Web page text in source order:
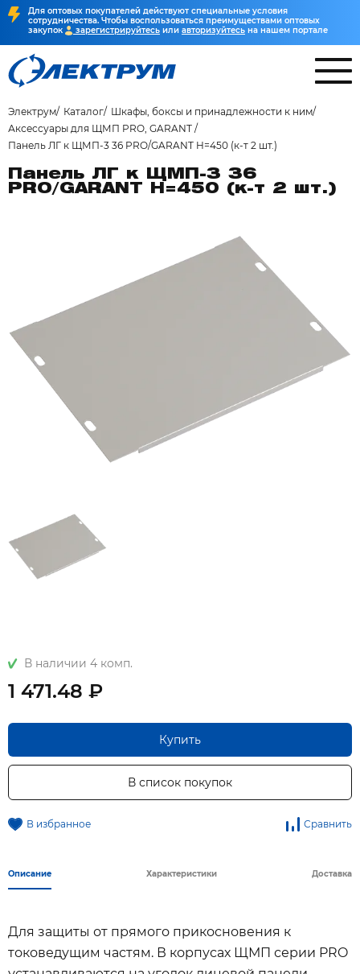
Для оптовых покупателей действуют специальные условия
сотрудничества. Чтобы воспользоваться преимуществами оптовых
закупок
зарегистрируйтесь или авторизуйтесь на нашем портале
Электрум Каталог
Шкафы, боксы и принадлежности к ним
Аксессуары для ЩМП PRO, GARANT
Панель ЛГ к ЩМП-3 36 PRO/GARANT H=450 (к-т 2 шт.)
Панель ЛГ к ЩМП-3 36
PRO/GARANT H=450 (к-т 2 шт.)
В наличии 4 комп.
1 471.48 ₽
Купить
В список покупок
В избранное Сравнить
Описание Характеристики Доставка
Для защиты от прямого прикосновения к
токоведущим частям. В корпусах ЩМП серии PRO